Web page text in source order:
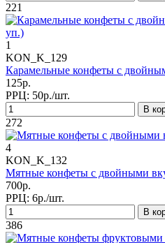
221
1
KON_K_129
Карамельные конфеты с
125р.
РРЦ: 50р./шт.
В
272
4
KON_K_132
Мятные конфеты с двойными
700р.
РРЦ: 6р./шт.
В
386